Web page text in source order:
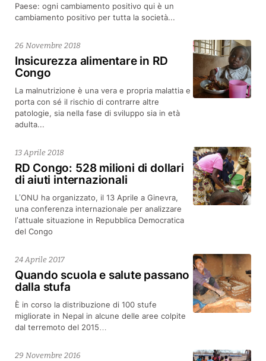
Paese: ogni cambiamento positivo qui è un
cambiamento positivo per tutta la società...
Insicurezza alimentare in RD
Congo
26 Novembre 2018
La malnutrizione è una vera e propria malattia e
porta con sé il rischio di contrarre altre
patologie, sia nella fase di sviluppo sia in età
adulta...
RD Congo: 528 milioni di dollari
di aiuti internazionali
13 Aprile 2018
L’ONU ha organizzato, il 13 Aprile a Ginevra,
una conferenza internazionale per analizzare
l’attuale situazione in Repubblica Democratica
del Congo
Quando scuola e salute passano
dalla stufa
24 Aprile 2017
È in corso la distribuzione di 100 stufe
migliorate in Nepal in alcune delle aree colpite
dal terremoto del 2015…
29 Novembre 2016